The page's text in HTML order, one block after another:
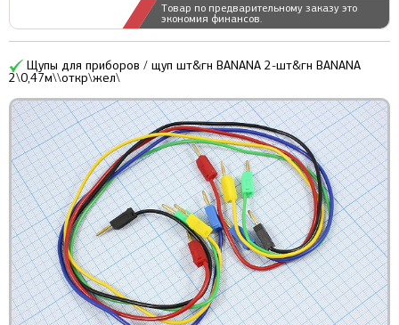
Товар по предварительному заказу это
экономия финансов.
Щупы для приборов / щуп шт&гн BANANA 2-шт&гн BANANA
2\0,47м\\откр\жел\